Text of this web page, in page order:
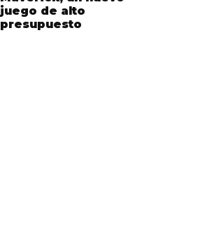
juego de alto
presupuesto